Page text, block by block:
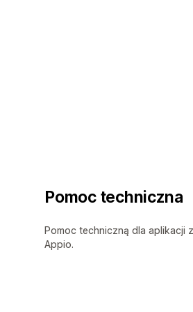
Pomoc techniczna
Pomoc techniczną dla aplikacji
Appio.